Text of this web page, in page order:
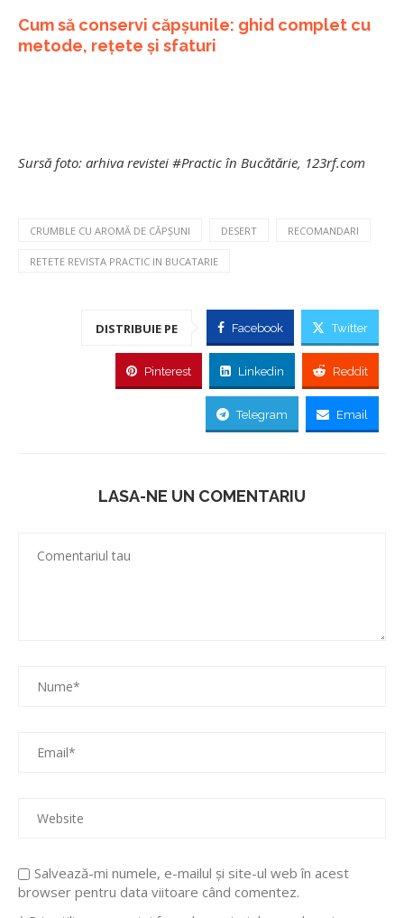
Cum să conservi căpșunile: ghid complet cu
metode, rețete și sfaturi
Sursă foto: arhiva revistei #Practic în Bucătărie, 123rf.com
CRUMBLE CU AROMĂ DE CĂPȘUNI DESERT RECOMANDARI
RETETE REVISTA PRACTIC IN BUCATARIE
DISTRIBUIE PE Facebook Twitter
Pinterest Linkedin Reddit
Telegram Email
LASA-NE UN COMENTARIU
Salvează-mi numele, e-mailul și site-ul web în acest
browser pentru data viitoare când comentez.